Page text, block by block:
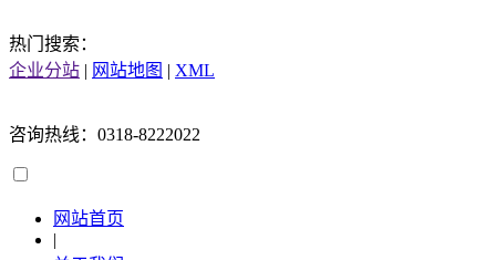
热门搜索：
企业分站 | 网站地图 | XML
咨询热线：0318-8222022
网站首页
|